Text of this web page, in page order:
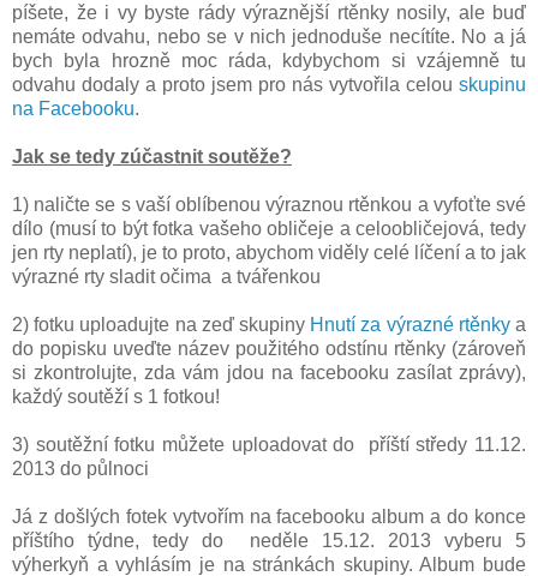
píšete, že i vy byste rády výraznější rtěnky nosily, ale buď
nemáte odvahu, nebo se v nich jednoduše necítíte. No a já
bych byla hrozně moc ráda, kdybychom si vzájemně tu
odvahu dodaly a proto jsem pro nás vytvořila celou skupinu
na Facebooku.
Jak se tedy zúčastnit soutěže?
1) naličte se s vaší oblíbenou výraznou rtěnkou a vyfoťte své
dílo (musí to být fotka vašeho obličeje a celoobličejová, tedy
jen rty neplatí), je to proto, abychom viděly celé líčení a to jak
výrazné rty sladit očima a tvářenkou
2) fotku uploadujte na zeď skupiny Hnutí za výrazné rtěnkya
do popisku uveďte název použitého odstínu rtěnky (zároveň
si zkontrolujte, zda vám jdou na facebooku zasílat zprávy),
každý soutěží s 1 fotkou!
3) soutěžní fotku můžete uploadovat do příští středy 11.12.
2013 do půlnoci
Já z došlých fotek vytvořím na facebooku album a do konce
příštího týdne, tedy do neděle 15.12. 2013 vyberu 5
výherkyň a vyhlásím je na stránkách skupiny. Album bude